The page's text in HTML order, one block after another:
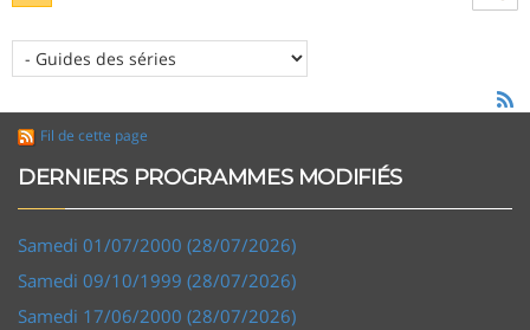
Fil de cette page
DERNIERS PROGRAMMES MODIFIÉS
Samedi 01/07/2000 (28/07/2026)
Samedi 09/10/1999 (28/07/2026)
Samedi 17/06/2000 (28/07/2026)